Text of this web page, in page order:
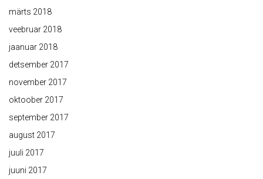
märts 2018
veebruar 2018
jaanuar 2018
detsember 2017
november 2017
oktoober 2017
september 2017
august 2017
juuli 2017
juuni 2017